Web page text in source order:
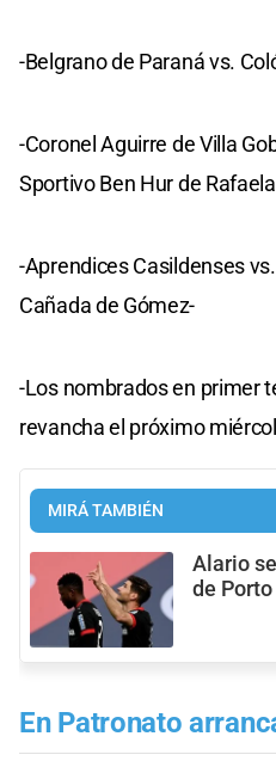
-Belgrano de Paraná vs.
-Coronel Aguirre de Villa
Sportivo Ben Hur de
-Aprendices Casildenses
Cañada de Gómez-
-Los nombrados en primer
revancha el próximo
MIRÁ TAMBIÉN
Alario
de
En Patronato